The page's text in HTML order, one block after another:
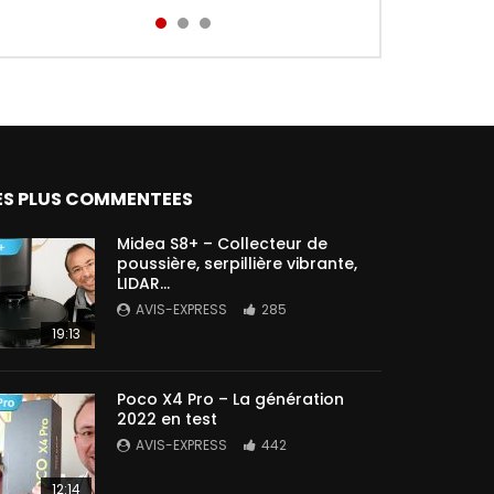
PLUS COMMENTEES
19:13
Midea S8+ – Collecteur de
poussière, serpillière vibrante,
LIDAR…
AVIS-EXPRESS 285
12:14
Poco X4 Pro – La génération
2022 en test
AVIS-EXPRESS 442